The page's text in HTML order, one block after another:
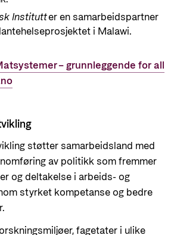
Institutter en samarbeidspartner
i Malawi.
– grunnleggende for all
støtter samarbeidsland med
av politikk som fremmer
og deltakelse i arbeids- og
styrket kompetanse og bedre
fagetater i ulike